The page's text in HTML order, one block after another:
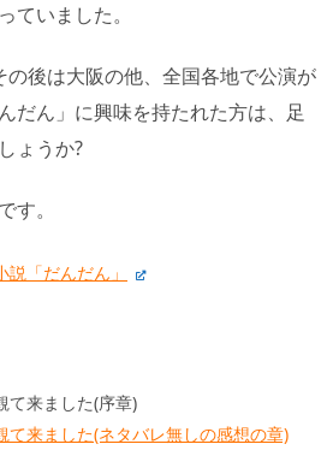
ていました。
後は大阪の他、全国各地で公演が
だん」に興味を持たれた方は、足
ょうか?
す。
「だんだん」
て来ました(序章)
て来ました(ネタバレ無しの感想の章)